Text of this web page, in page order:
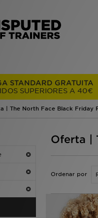
STANDARD GRATUITA
SUPERIORES A 40€
| The North Face Black Friday
Oferta |
Ordenar por